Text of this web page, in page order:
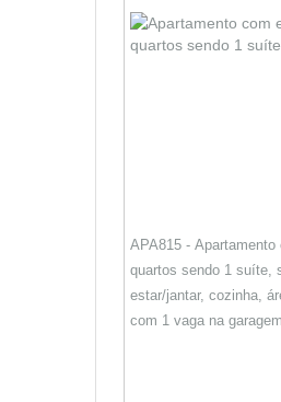
APA815 - Apartamento
quartos sendo 1 suíte,
estar/jantar, cozinha,
com 1 vaga na